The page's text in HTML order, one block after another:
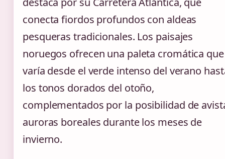
conecta fiordos profundos con aldeas
pesqueras tradicionales. Los paisajes
noruegos ofrecen una paleta cromática que
varía desde el verde intenso del verano
los tonos dorados del otoño,
complementados por la posibilidad de
auroras boreales durante los meses de
invierno.